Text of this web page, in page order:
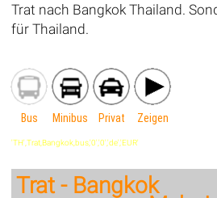
Trat nach Bangkok Thailand.
für Thailand.
Bus Minibus Privat Zeigen
'TH',Trat,Bangkok,bus,'0','0','de','EUR'
Trat - Bangkok